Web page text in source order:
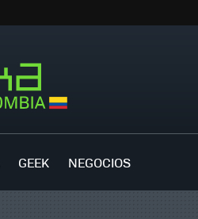
GEEK NEGOCIOS